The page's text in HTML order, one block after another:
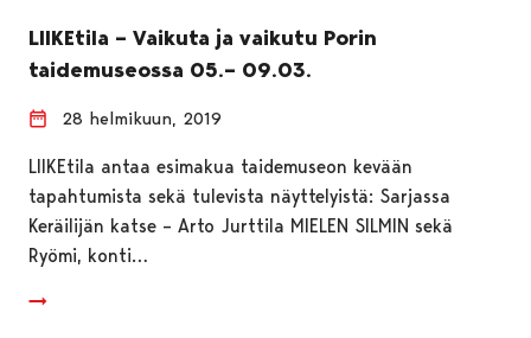
LIIKEtila – Vaikuta ja vaikutu Porin
taidemuseossa 05.– 09.03.
28 helmikuun, 2019
LIIKEtila antaa esimakua taidemuseon kevään
tapahtumista sekä tulevista näyttelyistä: Sarjassa
Keräilijän katse – Arto Jurttila MIELEN SILMIN sekä
Ryömi, konti…